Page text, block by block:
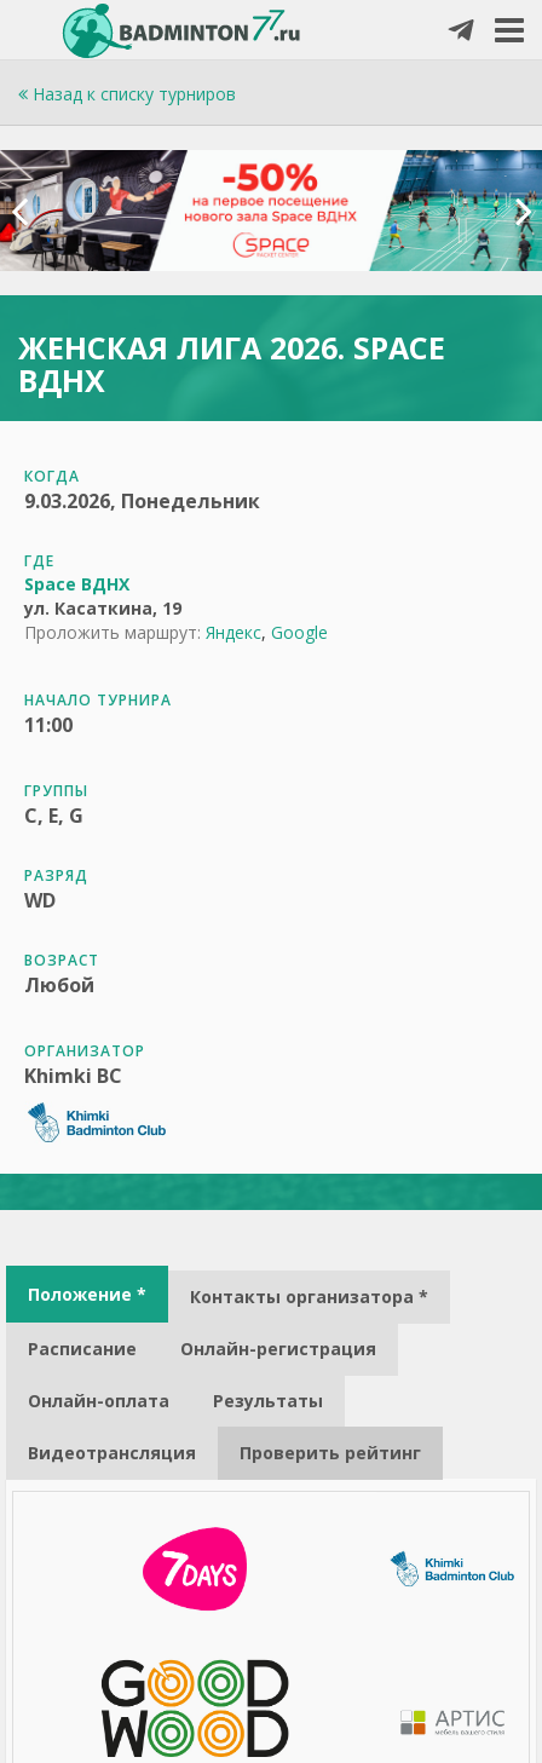
Назад к списку турниров
ЖЕНСКАЯ ЛИГА 2026. SPACE
ВДНХ
КОГДА
9.03.2026, Понедельник
ГДЕ
Space ВДНХ
ул. Касаткина, 19
Проложить маршрут: Яндекс, Google
НАЧАЛО ТУРНИРА
11:00
ГРУППЫ
C, E, G
РАЗРЯД
WD
ВОЗРАСТ
Любой
ОРГАНИЗАТОР
Khimki BC
Положение * Контакты организатора *
Расписание Онлайн-регистрация
Онлайн-оплата Результаты
Видеотрансляция Проверить рейтинг